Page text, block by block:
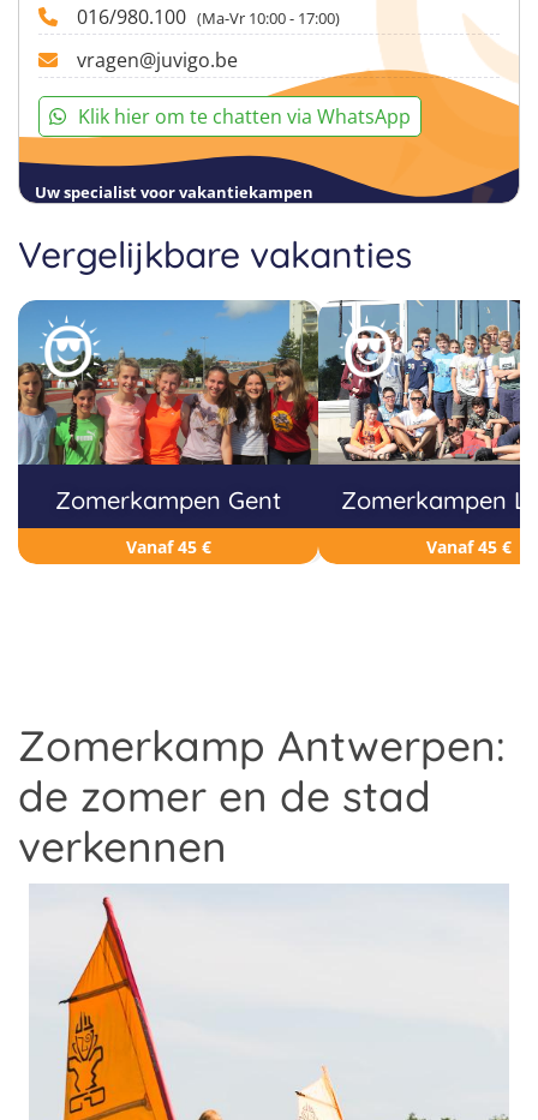
016/980.100 (Ma-Vr 10:00 - 17:00)
vragen@juvigo.be
Klik hier om te chatten via WhatsApp
Uw specialist voor vakantiekampen
Vergelijkbare vakanties
Zomerkampen Gent
Vanaf 45 €
Zomerkampen
Vanaf 45 €
Zomerkamp Antwerpen:
de zomer en de stad
verkennen